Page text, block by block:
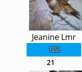
122
Jeanine Lmr
21